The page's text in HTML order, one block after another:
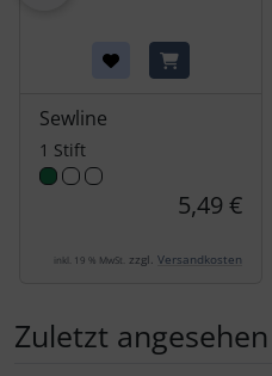
Sewline
1 Stift
5,49 €
inkl. 19 % MwSt. zzgl. Versandkosten
Zuletzt angesehen